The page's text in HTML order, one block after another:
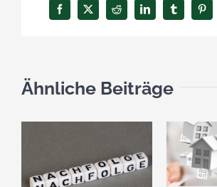
Facebook
X Reddit LinkedInTumblr
Ähnliche Beiträge